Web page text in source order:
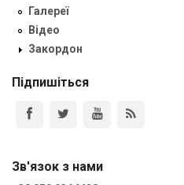
Галереї
Відео
Закордон
Підпишіться
Зв'язок з нами